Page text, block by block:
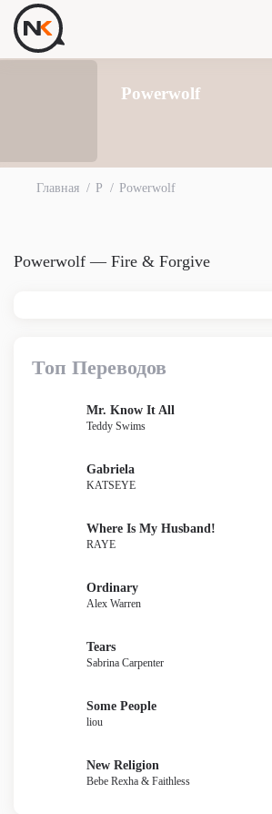
Powerwolf
Главная P Powerwolf
Powerwolf — Fire & Forgive
Топ Переводов
Mr. Know It All
Teddy Swims
Gabriela
KATSEYE
Where Is My Husband!
RAYE
Ordinary
Alex Warren
Tears
Sabrina Carpenter
Some People
liou
New Religion
Bebe Rexha & Faithless